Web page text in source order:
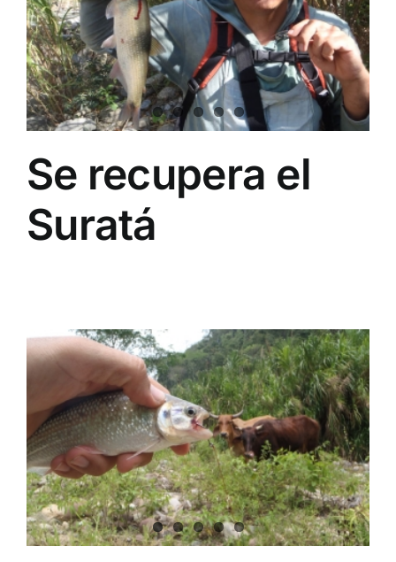
Se recupera el
Suratá